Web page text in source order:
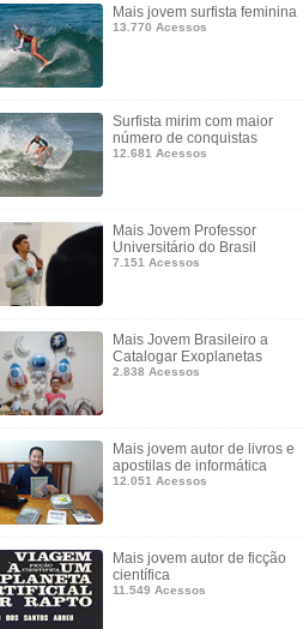
Mais jovem surfista feminina
13.770 Acessos
Surfista mirim com maior
número de conquistas
12.681 Acessos
Mais Jovem Professor
Universitário do Brasil
7.151 Acessos
Mais Jovem Brasileiro a
Catalogar Exoplanetas
2.838 Acessos
Mais jovem autor de livros e
apostilas de informática
12.051 Acessos
Mais jovem autor de ficção
científica
11.549 Acessos